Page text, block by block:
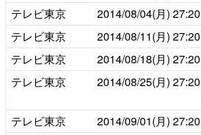
テレビ東京 2014/08/04(月) 27:20
テレビ東京 2014/08/11(月) 27:20
テレビ東京 2014/08/18(月) 27:20
テレビ東京 2014/08/25(月) 27:20
テレビ東京 2014/09/01(月) 27:20